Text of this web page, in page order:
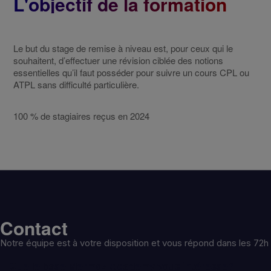
Dates à définir sur 2025
Le but du stage de remise à niveau est, pour ceux qui le
souhaitent, d’effectuer une révision ciblée des notions
essentielles qu’il faut posséder pour suivre un cours CPL ou
ATPL sans difficulté particulière.
100 % de stagiaires reçus en 2024
Contact
Notre équipe est à votre disposition et vous répond dans les 72h